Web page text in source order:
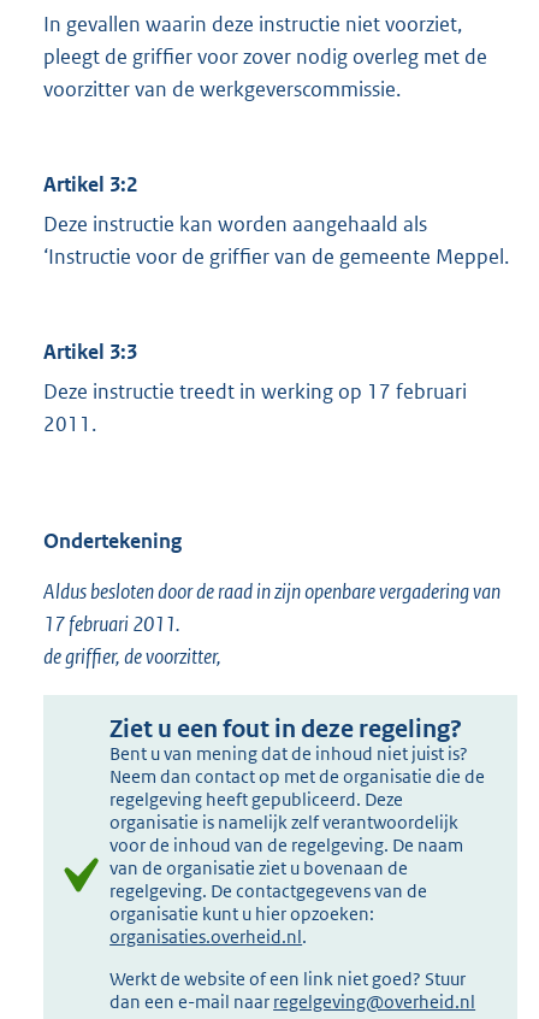
In gevallen waarin deze instructie niet voorziet,
pleegt de griffier voor zover nodig overleg met de
voorzitter van de werkgeverscommissie.
Artikel 3:2
Deze instructie kan worden aangehaald als
‘Instructie voor de griffier van de gemeente Meppel.
Artikel 3:3
Deze instructie treedt in werking op 17 februari
2011.
Ondertekening
Aldus besloten door de raad in zijn openbare vergadering van
17 februari 2011.
de griffier, de voorzitter,
Ziet u een fout in deze regeling?
Bent u van mening dat de inhoud niet juist is?
Neem dan contact op met de organisatie die de
regelgeving heeft gepubliceerd. Deze
organisatie is namelijk zelf verantwoordelijk
voor de inhoud van de regelgeving. De naam
van de organisatie ziet u bovenaan de
regelgeving. De contactgegevens van de
organisatie kunt u hier opzoeken:
organisaties.overheid.nl.
Werkt de website of een link niet goed? Stuur
dan een e-mail naar regelgeving@overheid.nl